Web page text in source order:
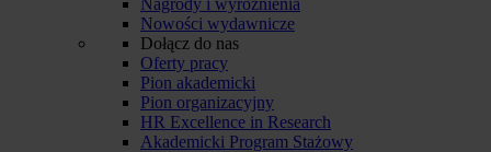
Nowości wydawnicze
Dołącz do nas
Oferty pracy
Pion akademicki
Pion organizacyjny
HR Excellence in Research
Akademicki Program Stażowy